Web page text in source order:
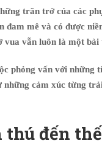
trăn trở của các
đam mê và có được
vẫn luôn là một bài
phỏng vấn với những
cảm xúc từng
đến